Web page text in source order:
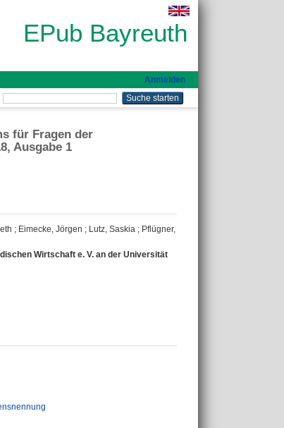
EPub Bayreuth
Anmelden
für Fragen der
Ausgabe 1
; Eimecke, Jörgen ; Lutz, Saskia ; Pflügner,
Wirtschaft e. V. an der Universität